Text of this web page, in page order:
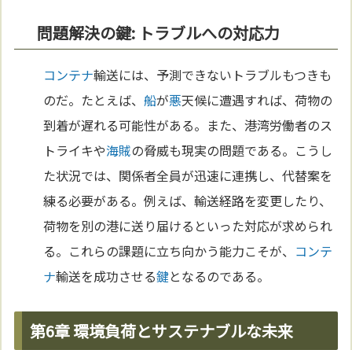
問題解決の鍵: トラブルへの対応力
コンテナ輸送には、予測できないトラブルもつきも
のだ。たとえば、船が悪天候に遭遇すれば、荷物の
到着が遅れる可能性がある。また、港湾労働者のス
トライキや海賊の脅威も現実の問題である。こうし
た状況では、関係者全員が迅速に連携し、代替案を
練る必要がある。例えば、輸送経路を変更したり、
荷物を別の港に送り届けるといった対応が求められ
る。これらの課題に立ち向かう能力こそが、 コンテ
ナ輸送を成功させる鍵となるのである。
第6章 環境負荷とサステナブルな未来